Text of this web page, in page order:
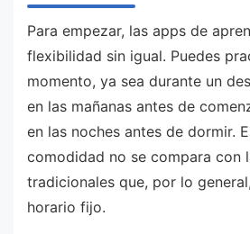
Para empezar, las apps de
flexibilidad sin igual. Puedes
momento, ya sea durante un
en las mañanas antes de
en las noches antes de dormir.
comodidad no se compara con
tradicionales que, por lo
horario fijo.